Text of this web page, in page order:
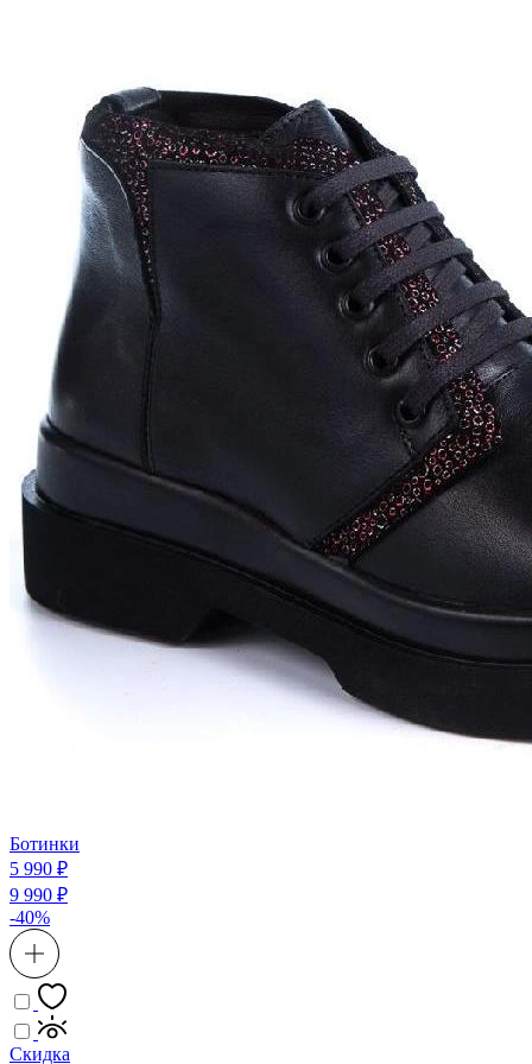
Ботинки
5 990 ₽
9 990 ₽
-40%
Скидка